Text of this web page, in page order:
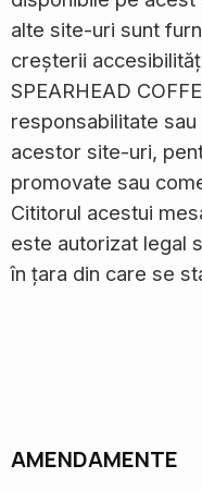
alte site-uri sunt
creșterii
SPEARHEAD
responsabilitate
acestor site-uri,
promovate sau
Cititorul acestui
este autorizat legal
în țara din care se
AMENDAMENTE